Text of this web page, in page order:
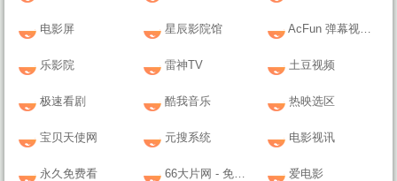
电影屏 星辰影院馆 AcFun 弹幕视频网
乐影院 雷神TV 土豆视频
极速看剧 酷我音乐 热映选区
宝贝天使网 元搜系统 电影视讯
永久免费看 66大片网 - 免费在线观看最新电影！ 爱电影